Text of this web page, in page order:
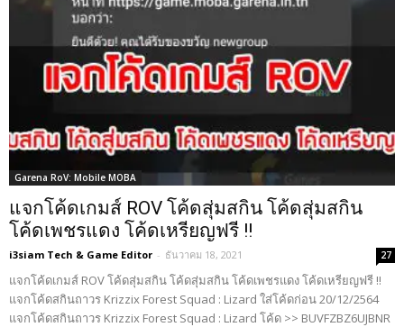
Garena RoV: Mobile MOBA
แจกโค้ดเกมส์ ROV โค้ดสุ่มสกิน โค้ดสุ่มสกิน
โค้ดเพชรแดง โค้ดเหรียญฟรี !!
i3siam Tech & Game Editor - ธันวาคม 18, 2021 27
แจกโค้ดเกมส์ ROV โค้ดสุ่มสกิน โค้ดสุ่มสกิน โค้ดเพชรแดง โค้ดเหรียญฟรี !!
แจกโค้ดสกินถาวร Krizzix Forest Squad : Lizard ใส่โค้ดก่อน 20/12/2564
แจกโค้ดสกินถาวร Krizzix Forest Squad : Lizard โค้ด >> BUVFZBZ6UJBNR